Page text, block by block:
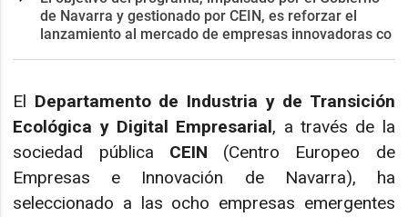
de Navarra y gestionado por CEIN, es reforzar el
lanzamiento al mercado de empresas innovadoras co
El Departamento de Industria y de Transición
Ecológica y Digital Empresarial, a través de la
sociedad pública CEIN (Centro Europeo de
Empresas e Innovación de Navarra), ha
seleccionado a las ocho empresas emergentes